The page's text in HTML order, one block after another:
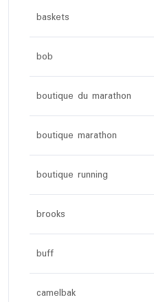
baskets
bob
boutique du marathon
boutique marathon
boutique running
brooks
buff
camelbak